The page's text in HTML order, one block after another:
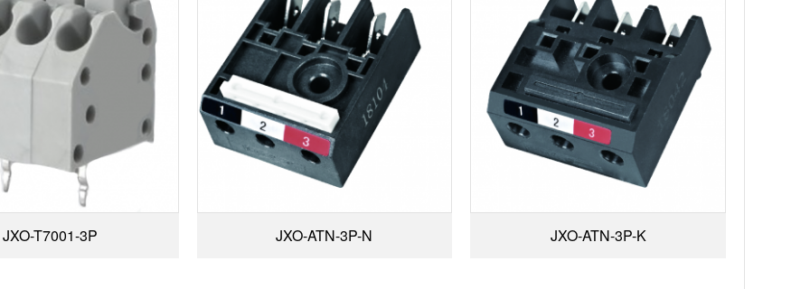
JXO-T7001-3P JXO-ATN-3P-N JXO-ATN-3P-K